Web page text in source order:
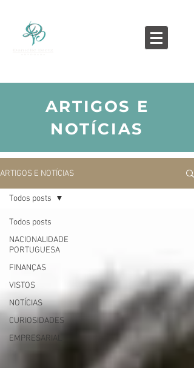
ARTIGOS E
NOTÍCIAS
ARTIGOS E NOTÍCIAS
Todos posts
NACIONALIDADE
PORTUGUESA
FINANÇAS
VISTOS
NOTÍCIAS
CURIOSIDADES
EMPRESARIAL
Todos posts